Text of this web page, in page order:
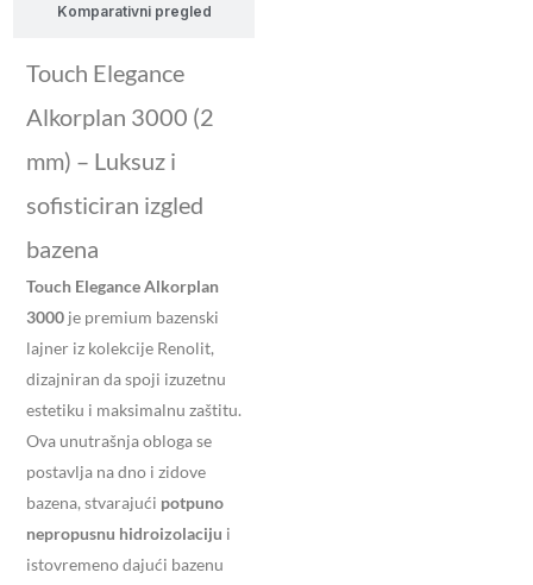
Komparativni pregled
Touch Elegance
Alkorplan 3000 (2
mm) – Luksuz i
sofisticiran izgled
bazena
Touch Elegance Alkorplan
3000 je premium bazenski
lajner iz kolekcije Renolit,
dizajniran da spoji izuzetnu
estetiku i maksimalnu zaštitu.
Ova unutrašnja obloga se
postavlja na dno i zidove
bazena, stvarajući potpuno
nepropusnu hidroizolaciju i
istovremeno dajući bazenu